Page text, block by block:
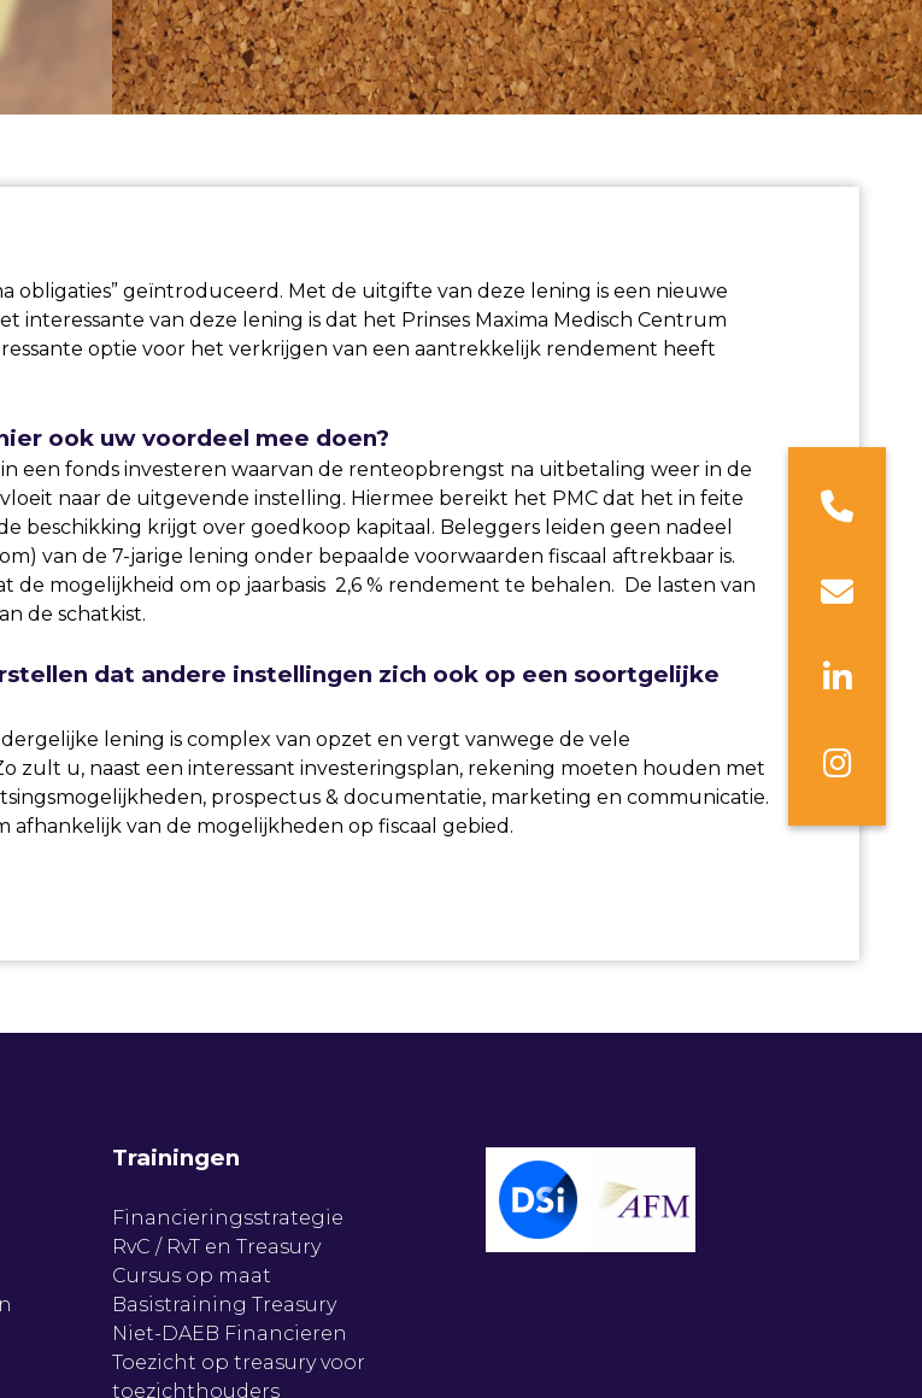
obligaties” geïntroduceerd. Met de uitgifte van deze lening is een nieuwe
van deze lening is dat het Prinses Maxima Medisch Centrum
optie voor het verkrijgen van een aantrekkelijk rendement heeft
ook uw voordeel mee doen?
fonds investeren waarvan de renteopbrengst na uitbetaling weer in de
naar de uitgevende instelling. Hiermee bereikt het PMC dat het in feite
beschikking krijgt over goedkoop kapitaal. Beleggers leiden geen nadeel
van de 7-jarige lening onder bepaalde voorwaarden fiscaal aftrekbaar is.
de mogelijkheid om op jaarbasis 2,6 % rendement te behalen. De lasten van
de schatkist.
dat andere instellingen zich ook op een soortgelijke
lening is complex van opzet en vergt vanwege de vele
zult u, naast een interessant investeringsplan, rekening moeten houden met
prospectus & documentatie, marketing en communicatie.
afhankelijk van de mogelijkheden op fiscaal gebied.
Trainingen
Financieringsstrategie
RvC / RvT en Treasury
Cursus op maat
Basistraining Treasury
Niet-DAEB Financieren
Toezicht op treasury voor
toezichthouders